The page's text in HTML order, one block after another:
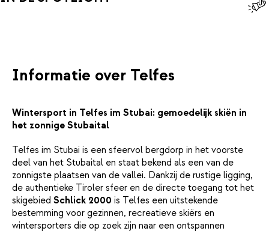
Informatie over Telfes
Wintersport in Telfes im Stubai: gemoedelijk skiën in
het zonnige Stubaital
Telfes im Stubai is een sfeervol bergdorp in het voorste
deel van het Stubaital en staat bekend als een van de
zonnigste plaatsen van de vallei. Dankzij de rustige ligging,
de authentieke Tiroler sfeer en de directe toegang tot het
skigebied Schlick 2000 is Telfes een uitstekende
bestemming voor gezinnen, recreatieve skiërs en
wintersporters die op zoek zijn naar een ontspannen